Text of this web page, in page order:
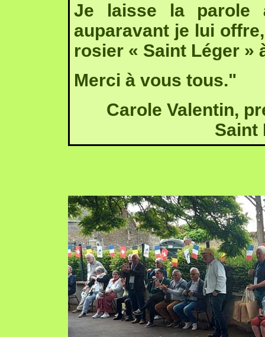
Je laisse la parole
auparavant je lui
rosier « Saint Léger »
Merci à vous tous."
Carole Valentin,
Saint